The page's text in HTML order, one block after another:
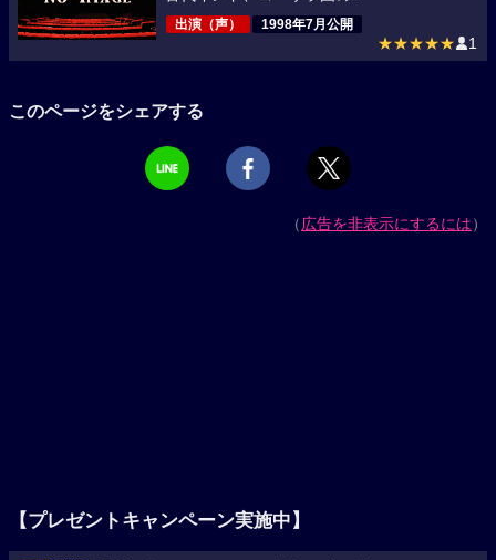
出演（声） 1998年7月公開
★★★★★ 1
このページをシェアする
（広告を非表示にするには）
【プレゼントキャンペーン実施中】